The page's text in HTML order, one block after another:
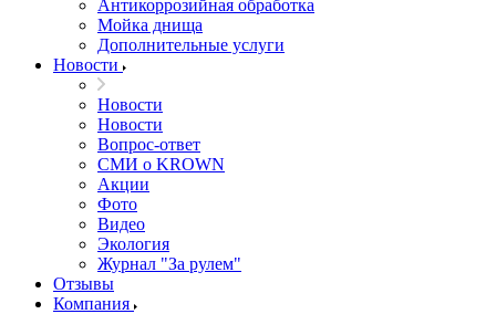
Антикоррозийная обработка
Мойка днища
Дополнительные услуги
Новости
Новости
Новости
Вопрос-ответ
СМИ о KROWN
Акции
Фото
Видео
Экология
Журнал "За рулем"
Отзывы
Компания